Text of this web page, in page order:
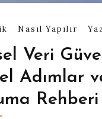
Nasıl Yapılır
Veri
Adımlar
Rehberi